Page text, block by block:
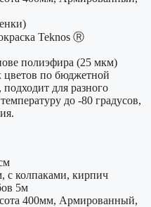
Teknos Ⓡ
полиэфира (25 мкм)
по бюджетной
для разного
до -80 градусов,
с колпаками, кирпич
5м
400мм, Армированный,